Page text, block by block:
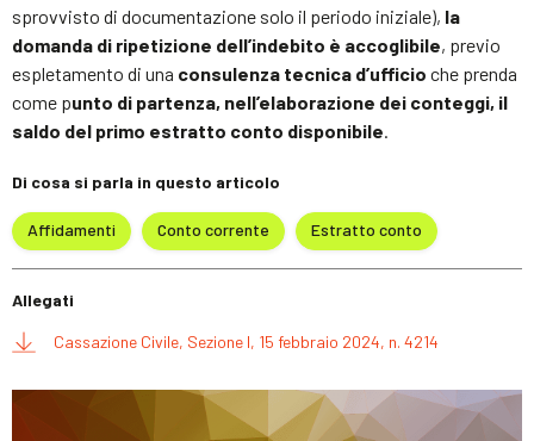
sprovvisto di documentazione solo il periodo iniziale), la
domanda di ripetizione dell’indebito è accoglibile, previo
espletamento di una consulenza tecnica d’ufficio che prenda
come punto di partenza, nell’elaborazione dei conteggi, il
saldo del primo estratto conto disponibile.
Di cosa si parla in questo articolo
Affidamenti Conto corrente Estratto conto
Allegati
Cassazione Civile, Sezione I, 15 febbraio 2024, n. 4214